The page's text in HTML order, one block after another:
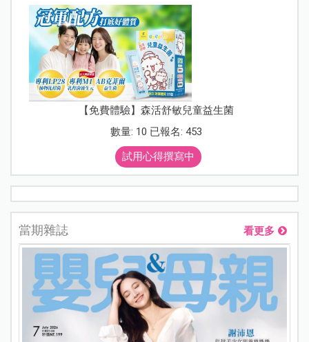
【免費體驗】森活舒敏兒童益生菌
數量: 10 已報名: 453
試用心得撰寫中
當期雜誌 看更多